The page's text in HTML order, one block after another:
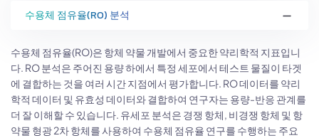
수용체 점유율(RO) 분석
수용체 점유율(RO)은 항체 약물 개발에서 중요한 약리학적 지표입니
다. RO 분석은 주어진 용량 하에서 특정 세포에서 테스트 물질이 타겟
에 결합하는 것을 여러 시간 지점에서 평가합니다. RO 데이터를 약리
학적 데이터 및 유효성 데이터와 결합하여 연구자는 용량-반응 관계를
더 잘 이해할 수 있습니다. 유세포 분석은 경쟁 항체, 비경쟁 항체 및 항
약물 형광 2차 항체를 사용하여 수용체 점유율 연구를 수행하는 주요